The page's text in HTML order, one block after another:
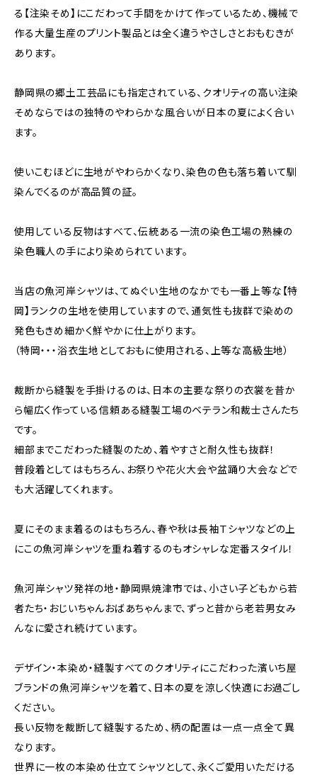
る【注染そめ】にこだわって手間をかけて作っているため、機械で
作る大量生産のプリント製品とは全く違うやさしさとおもむきが
あります。
静岡県の郷土工芸品にも指定されている、クオリティの高い注染
そめならではの独特のやわらかな風合いが日本の夏によく合い
ます。
使いこむほどに生地がやわらかくなり、染色の色も落ち着いて馴
染んでくるのが高品質の証。
使用している反物はすべて、伝統ある一流の染色工場の熟練の
染色職人の手により染められています。
当店の魚河岸シャツは、てぬぐい生地のなかでも一番上等な【特
岡】ランクの生地を使用していますので、通気性も抜群で染めの
発色もきめ細かく鮮やかに仕上がります。
（特岡・・・浴衣生地としておもに使用される、上等な高級生地）
裁断から縫製を手掛けるのは、日本の主要な祭りの衣裳を昔か
ら幅広く作っている信頼ある縫製工場のベテラン和裁士さんたち
です。
細部までこだわった縫製のため、着やすさと耐久性も抜群！
普段着としてはもちろん、お祭りや花火大会や盆踊り大会などで
も大活躍してくれます。
夏にそのまま着るのはもちろん、春や秋は長袖Ｔシャツなどの上
にこの魚河岸シャツを重ね着するのもオシャレな定番スタイル！
魚河岸シャツ発祥の地・静岡県焼津市では、小さい子どもから若
者たち・おじいちゃんおばあちゃんまで、ずっと昔から老若男女み
んなに愛され続けています。
デザイン・本染め・縫製すべてのクオリティにこだわった濱いち屋
ブランドの魚河岸シャツを着て、日本の夏を涼しく快適にお過ごし
ください。
長い反物を裁断して縫製するため、柄の配置は一点一点全て異
なります。
世界に一枚の本染め仕立てシャツとして、永くご愛用いただける